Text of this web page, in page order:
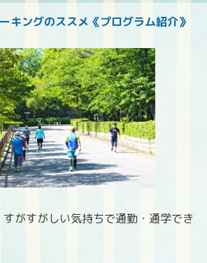
キングのススメ《プログラム紹介》
がすがしい気持ちで通勤・通学でき